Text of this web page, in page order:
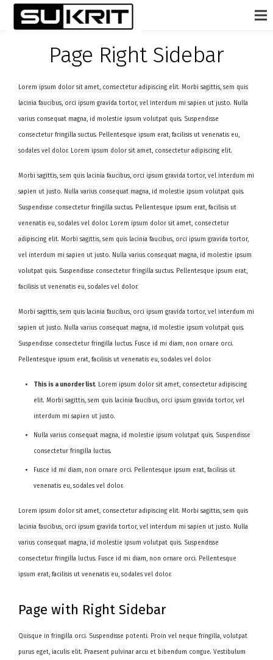
Page Right Sidebar
Lorem ipsum dolor sit amet, consectetur adipiscing elit. Morbi sagittis, sem quis
lacinia faucibus, orci ipsum gravida tortor, vel interdum mi sapien ut justo. Nulla
varius consequat magna, id molestie ipsum volutpat quis. Suspendisse
consectetur fringilla suctus. Pellentesque ipsum erat, facilisis ut venenatis eu,
sodales vel dolor. Lorem ipsum dolor sit amet, consectetur adipiscing elit.
Morbi sagittis, sem quis lacinia faucibus, orci ipsum gravida tortor, vel interdum mi
sapien ut justo. Nulla varius consequat magna, id molestie ipsum volutpat quis.
Suspendisse consectetur fringilla suctus. Pellentesque ipsum erat, facilisis ut
venenatis eu, sodales vel dolor. Lorem ipsum dolor sit amet, consectetur
adipiscing elit. Morbi sagittis, sem quis lacinia faucibus, orci ipsum gravida tortor,
vel interdum mi sapien ut justo. Nulla varius consequat magna, id molestie ipsum
volutpat quis. Suspendisse consectetur fringilla suctus. Pellentesque ipsum erat,
facilisis ut venenatis eu, sodales vel dolor.
Morbi sagittis, sem quis lacinia faucibus, orci ipsum gravida tortor, vel interdum mi
sapien ut justo. Nulla varius consequat magna, id molestie ipsum volutpat quis.
Suspendisse consectetur fringilla luctus. Fusce id mi diam, non ornare orci.
Pellentesque ipsum erat, facilisis ut venenatis eu, sodales vel dolor.
This is a unorder list. Lorem ipsum dolor sit amet, consectetur adipiscing
elit. Morbi sagittis, sem quis lacinia faucibus, orci ipsum gravida tortor, vel
interdum mi sapien ut justo.
Nulla varius consequat magna, id molestie ipsum volutpat quis. Suspendisse
consectetur fringilla luctus.
Fusce id mi diam, non ornare orci. Pellentesque ipsum erat, facilisis ut
venenatis eu, sodales vel dolor.
Lorem ipsum dolor sit amet, consectetur adipiscing elit. Morbi sagittis, sem quis
lacinia faucibus, orci ipsum gravida tortor, vel interdum mi sapien ut justo. Nulla
varius consequat magna, id molestie ipsum volutpat quis. Suspendisse
consectetur fringilla luctus. Fusce id mi diam, non ornare orci. Pellentesque
ipsum erat, facilisis ut venenatis eu, sodales vel dolor.
Page with Right Sidebar
Quisque in fringilla orci. Suspendisse potenti. Proin vel neque fringilla, volutpat
purus eget, iaculis elit. Praesent pulvinar arcu et bibendum congue. Vestibulum